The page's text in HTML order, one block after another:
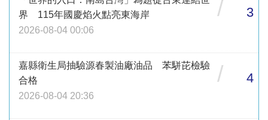
界 115年國慶焰火點亮東海岸
2026-08-04 00:06
/ 3
嘉縣衛生局抽驗源春製油廠油品 苯駢芘檢驗
合格
2026-08-04 20:36
/ 4